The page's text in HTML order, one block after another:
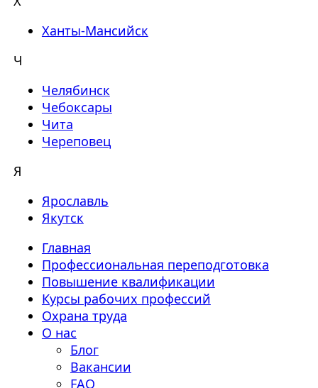
Ханты-Мансийск
Ч
Челябинск
Чебоксары
Чита
Череповец
Я
Ярославль
Якутск
Главная
Профессиональная переподготовка
Повышение квалификации
Курсы рабочих профессий
Охрана труда
О нас
Блог
Вакансии
FAQ